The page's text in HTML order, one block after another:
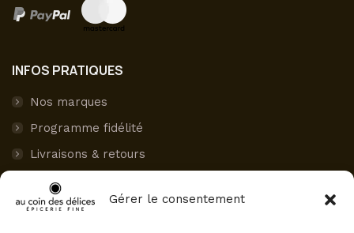
Gérer le consentement
INFOS PRATIQUES
Nos marques
Programme fidélité
Livraisons & retours
Paiement sécurisé
Mon compte